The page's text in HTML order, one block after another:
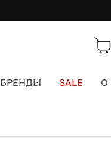
БРЕНДЫ SALE О